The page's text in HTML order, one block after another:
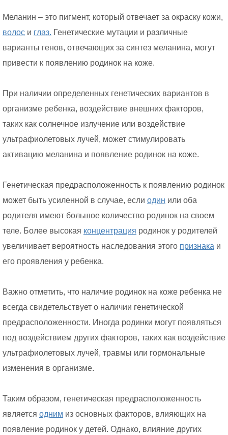
Меланин – это пигмент, который отвечает за окраску кожи,
волос и глаз. Генетические мутации и различные
варианты генов, отвечающих за синтез меланина, могут
привести к появлению родинок на коже.
При наличии определенных генетических вариантов в
организме ребенка, воздействие внешних факторов,
таких как солнечное излучение или воздействие
ультрафиолетовых лучей, может стимулировать
активацию меланина и появление родинок на коже.
Генетическая предрасположенность к появлению родинок
может быть усиленной в случае, если один или оба
родителя имеют большое количество родинок на своем
теле. Более высокая концентрация родинок у родителей
увеличивает вероятность наследования этого признака и
его проявления у ребенка.
Важно отметить, что наличие родинок на коже ребенка не
всегда свидетельствует о наличии генетической
предрасположенности. Иногда родинки могут появляться
под воздействием других факторов, таких как воздействие
ультрафиолетовых лучей, травмы или гормональные
изменения в организме.
Таким образом, генетическая предрасположенность
является одним из основных факторов, влияющих на
появление родинок у детей. Однако, влияние других